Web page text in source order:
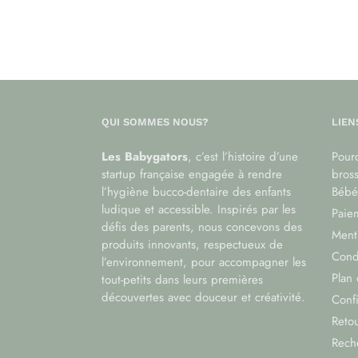
QUI SOMMES NOUS?
Les Babygators, c’est l’histoire d’une
startup française engagée à rendre
l’hygiène bucco-dentaire des enfants
ludique et accessible. Inspirés par les
défis des parents, nous concevons des
produits innovants, respectueux de
l’environnement, pour accompagner les
tout-petits dans leurs premières
découvertes avec douceur et créativité.